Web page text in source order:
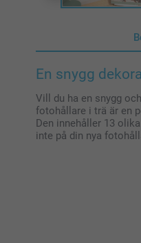
En snygg
Vill du ha en snygg
fotohållare i trä är en
Den innehåller 13
inte på din nya